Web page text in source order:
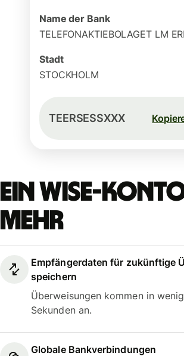
Name der Bank
TELEFONAKTIEBOLAGET LM
Stadt
STOCKHOLM
TEERSESSXXX
Ein Wise-
mehr
Empfängerdaten für zukünftige
speichern
Überweisungen kommen in
Sekunden an.
Globale Bankverbindungen